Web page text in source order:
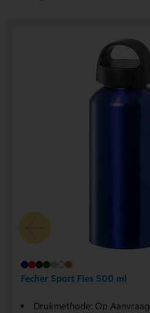
Fecher Sport Fles 500 ml
Drukmethode: Op Aanvraag